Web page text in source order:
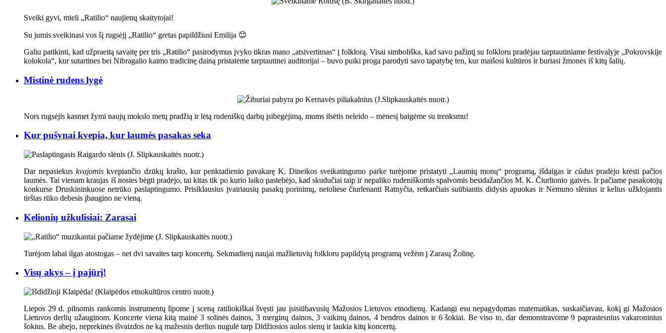
Sveiki gyvi, mieli „Ratilio“ naujienų skaitytojai!
Su jumis sveikinasi vos šį rugsėjį „Ratilio“ gretas papildžiusi Emilija 😊
Galiu patikinti, kad užpraeitą savaitę per tris „Ratilio“ pasirodymus įvyko tikras mano „atsivertimas“ į folklorą. Visai simboliška, kad savo pažintį su folkloru pradėjau tarptautiniame festivalyje „Pokrovskije
kolokola“, kur sutartines bei Nibragalio kaimo tradicinę dainą pristatėme tarptautinei auditorijai – buvo puiki proga parodyti savo tapatybę ten, kur maišosi kultūros ir buriasi žmonės iš kitų šalių.
Mistinė rudens lygė
Nors rugsėjis kasmet žymi naujų mokslo metų pradžią ir lėtą rudeniškų darbų įsibėgėjimą, mums ilsėtis neleido – mėnesį baigėme su trenksmu!
Kur pušynai kvepia, kur laumės pasakas seka
Dar nepasiekuskvajomis kvepiančio dzūkų krašto, kur penktadienio pavakarę K. Dineikos sveikatingumo parke turėjome pristatyti „Laumių monų“ programą, išdaigas ir cūduspradėjo krėsti pačios
laumės. Tai vienam kraujas iš nosies bėgti pradėjo, tai kitas tik po kurio laiko pastebėjo, kad skudučiai taip ir nepaliko rudeniškomis spalvomis besidažančios M. K. Čiurlionio gatvės. Ir pačiame pasakotojų
konkurse Druskininkuose netrūko paslaptingumo. Prisiklausius įvairiausių pasakų porinimų, netoliese čiurlenanti Ratnyčia, retkarčiais suūbiantis didysis apuokas ir Nemuno slėnius ir kelius užklojantis
tirštas rūko debesis įbaugino ne vieną.
Kelionių užkulisiai: Zarasai
Turėjom labai ilgas atostogas – net dvi savaites tarp koncertų. Sekmadienį naujai mažlietuvių folkloru papildytą programą vežėm į Zarasų Žolinę.
Visų akys – į pajūrį!
Liepos 29 d. pilnomis rankomis instrumentų lipome į sceną ratiliokiškai švęsti jau įsisiūbavusių Mažosios Lietuvos etnodienų. Kadangi esu nepagydomas matematikas, suskaičiavau, kokį gi Mažosios
Lietuvos derlių užauginom. Koncerte viena kitą mainė 3 solinės dainos, 3 merginų dainos, 3 vaikinų dainos, 4 bendros dainos ir 6 šokiai. Be viso to, dar demonstravome 9 paprastesnius vakaroninius
šokius. Be abejo, neprekinės išvaizdos ne ką mažesnis derlius nugulė tarp Didžiosios aulos sienų ir laukia kitų koncertų.